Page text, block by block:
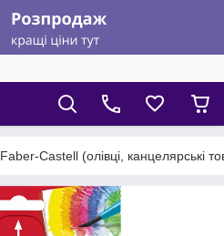
Faber-Castell (олівці, канцелярські